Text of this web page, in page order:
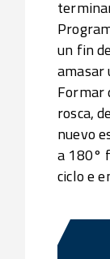
un fin
amasar
Formar
rosca,
nuevo
a 180°
ciclo e